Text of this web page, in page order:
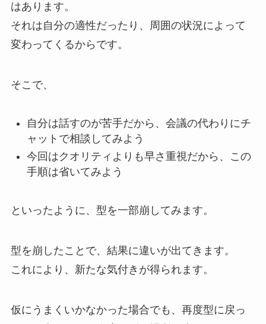
はあります。
それは自分の適性だったり、周囲の状況によって
変わってくるからです。
そこで、
自分は話すのが苦手だから、会議の代わりにチ
ャットで相談してみよう
今回はクオリティよりも早さ重視だから、この
手順は省いてみよう
といったように、型を一部崩してみます。
型を崩したことで、結果に違いが出てきます。
これにより、新たな気付きが得られます。
仮にうまくいかなかった場合でも、再度型に戻っ